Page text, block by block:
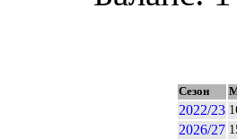
Сезон
2022/23
2026/27